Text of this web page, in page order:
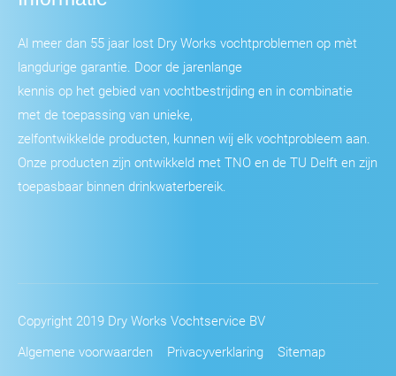
Al meer dan 55 jaar lost Dry Works vochtproblemen op mèt
langdurige garantie. Door de jarenlange
kennis op het gebied van vochtbestrijding en in combinatie
met de toepassing van unieke,
zelfontwikkelde producten, kunnen wij elk vochtprobleem aan.
Onze producten zijn ontwikkeld met TNO en de TU Delft en zijn
toepasbaar binnen drinkwaterbereik.
Copyright 2019 Dry Works Vochtservice BV
Algemene voorwaarden
Privacyverklaring
Sitemap